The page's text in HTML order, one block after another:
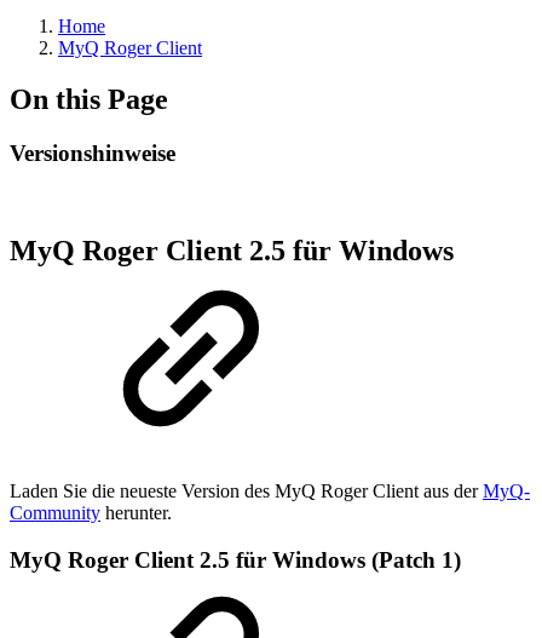
Home
MyQ Roger Client
On this Page
Versionshinweise
MyQ Roger Client 2.5 für Windows
Laden Sie die neueste Version des MyQ Roger Client aus derMyQ-
Community herunter.
MyQ Roger Client 2.5 für Windows (Patch 1)